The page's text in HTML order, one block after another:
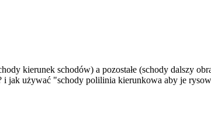
kierunek schodów) a pozostałe (schody dalszy
i jak używać "schody polilinia kierunkowa aby je